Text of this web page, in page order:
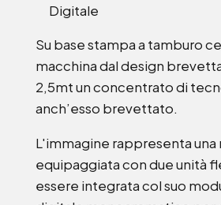
Digitale
Su base stampa a tamburo
macchina dal design
2,5mt un concentrato di
anch’esso brevettato.
L'immagine rappresenta una
equipaggiata con due unità
essere integrata col suo